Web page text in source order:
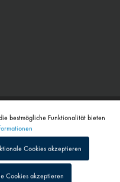
Inaktiv
bestmögliche Funktionalität bieten
Cookies akzeptieren
Cookies akzeptieren